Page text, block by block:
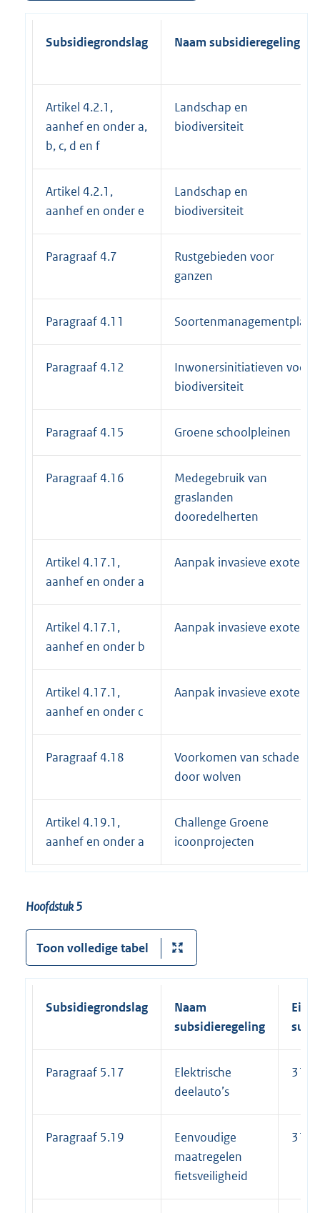
Subsidiegrondslag Naam subsidieregeling
Artikel 4.2.1,
aanhef en onder a,
b, c, d en f
Landschap en
biodiversiteit
Artikel 4.2.1,
aanhef en onder e
Landschap en
biodiversiteit
Paragraaf 4.7
Rustgebieden voor
ganzen
Paragraaf 4.11 Soortenmanagementplan
Paragraaf 4.12
Inwonersinitiatieven voor
biodiversiteit
Paragraaf 4.15 Groene schoolpleinen
Paragraaf 4.16
Medegebruik van
graslanden
dooredelherten
Artikel 4.17.1,
aanhef en onder a
Aanpak invasieve exoten
Artikel 4.17.1,
aanhef en onder b
Aanpak invasieve exoten
Artikel 4.17.1,
aanhef en onder c
Aanpak invasieve exoten
Paragraaf 4.18
Voorkomen van schade
door wolven
Artikel 4.19.1,
aanhef en onder a
Challenge Groene
icoonprojecten
Hoofdstuk 5
Toon volledige tabel
Subsidiegrondslag
Naam
subsidieregeling
Paragraaf 5.17
Elektrische
deelauto’s
31-
Paragraaf 5.19
Eenvoudige
maatregelen
fietsveiligheid
31-